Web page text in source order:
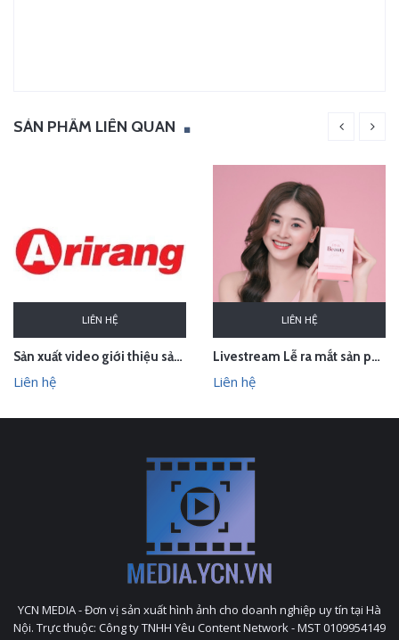
SẢN PHẨM LIÊN QUAN
LIÊN HỆ
Sản xuất video giới thiệu sản phẩm Audio Âm thanh Arirang Vietnam
Liên hệ
LIÊN HỆ
Livestream Lễ ra mắt sản phẩm Pink Beauty Herbs
Liên hệ
YCN MEDIA - Đơn vị sản xuất hình ảnh cho doanh nghiệp uy tín tại Hà
Nội. Trực thuộc: Công ty TNHH Yêu Content Network - MST 0109954149